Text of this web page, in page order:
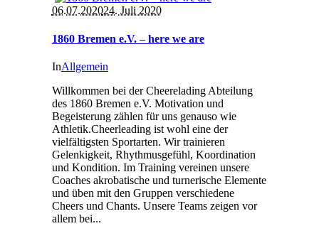
06.07.202024. Juli 2020
1860 Bremen e.V. – here we are
InAllgemein
Willkommen bei der Cheerelading Abteilung
des 1860 Bremen e.V. Motivation und
Begeisterung zählen für uns genauso wie
Athletik.Cheerleading ist wohl eine der
vielfältigsten Sportarten. Wir trainieren
Gelenkigkeit, Rhythmusgefühl, Koordination
und Kondition. Im Training vereinen unsere
Coaches akrobatische und turnerische Elemente
und üben mit den Gruppen verschiedene
Cheers und Chants. Unsere Teams zeigen vor
allem bei...